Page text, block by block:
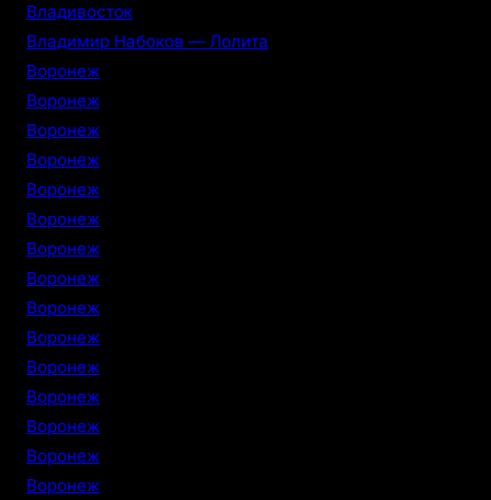
Владивосток
Владимир Набоков — Лолита
Воронеж
Воронеж
Воронеж
Воронеж
Воронеж
Воронеж
Воронеж
Воронеж
Воронеж
Воронеж
Воронеж
Воронеж
Воронеж
Воронеж
Воронеж